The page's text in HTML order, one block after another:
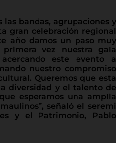
las bandas, agrupaciones y
gran celebración regional
año damos un paso muy
vez nuestra gala
este evento a
nuestro compromiso
Queremos que esta
diversidad y el talento de
esperamos una amplia
señaló el seremi
y el Patrimonio, Pablo